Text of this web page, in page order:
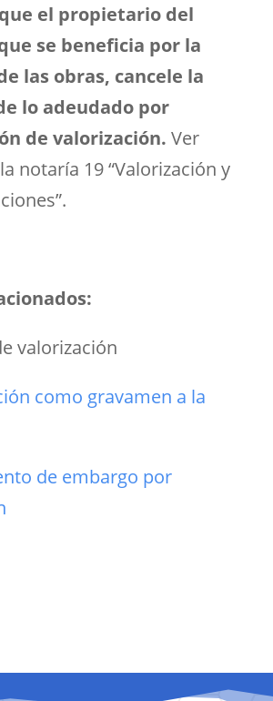
el propietario del
se beneficia por la
las obras, cancele la
lo adeudado por
de valorización. Ver
notaría 19 “Valorización y
valorización
como gravamen a la
de embargo por